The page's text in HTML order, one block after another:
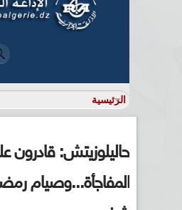
حاليلوزيتش: قادرون
المفاجأة...وصيام